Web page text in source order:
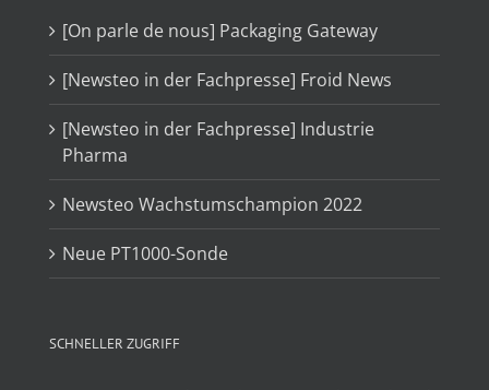
[On parle de nous] Packaging Gateway
[Newsteo in der Fachpresse] Froid News
[Newsteo in der Fachpresse] Industrie
Pharma
Newsteo Wachstumschampion 2022
Neue PT1000-Sonde
SCHNELLER ZUGRIFF